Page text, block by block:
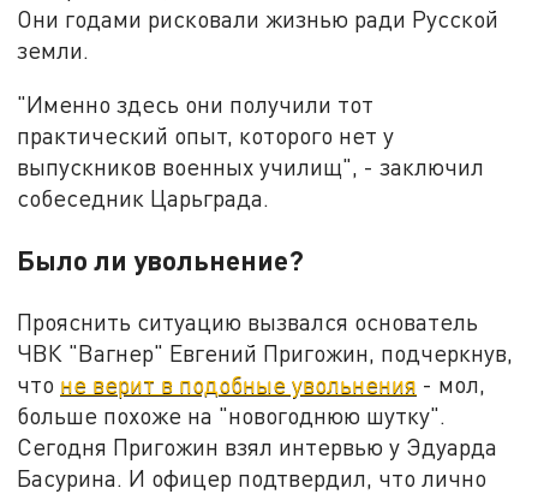
Они годами рисковали жизнью ради Русской
земли.
"Именно здесь они получили тот
практический опыт, которого нет у
выпускников военных училищ", - заключил
собеседник Царьграда.
Было ли увольнение?
Прояснить ситуацию вызвался основатель
ЧВК "Вагнер" Евгений Пригожин, подчеркнув,
что не верит в подобные увольнения - мол,
больше похоже на "новогоднюю шутку".
Сегодня Пригожин взял интервью у Эдуарда
Басурина. И офицер подтвердил, что лично